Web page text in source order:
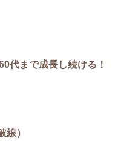
代まで成長し続ける！
線）